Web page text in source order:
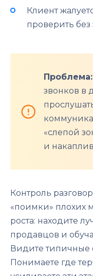
Клиент
проверить без
Проблема:
звонков в
«слепой
и
Контроль
«поимки» плохих
роста: находите
продавцов и
Видите
Понимаете где